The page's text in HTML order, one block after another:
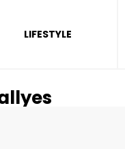
LIFESTYLE